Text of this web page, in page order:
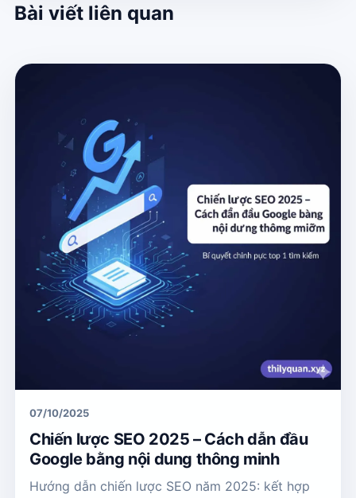
Bài viết liên quan
07/10/2025
Chiến lược SEO 2025 – Cách dẫn đầu
Google bằng nội dung thông minh
Hướng dẫn chiến lược SEO năm 2025: kết hợp